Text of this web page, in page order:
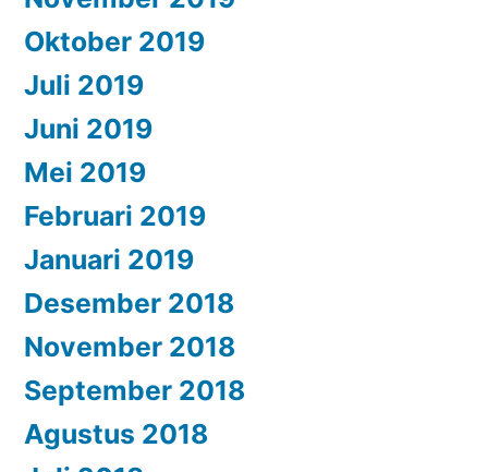
Oktober 2019
Juli 2019
Juni 2019
Mei 2019
Februari 2019
Januari 2019
Desember 2018
November 2018
September 2018
Agustus 2018